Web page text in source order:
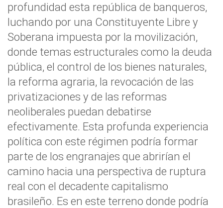
profundidad esta república de banqueros,
luchando por una Constituyente Libre y
Soberana impuesta por la movilización,
donde temas estructurales como la deuda
pública, el control de los bienes naturales,
la reforma agraria, la revocación de las
privatizaciones y de las reformas
neoliberales puedan debatirse
efectivamente. Esta profunda experiencia
política con este régimen podría formar
parte de los engranajes que abrirían el
camino hacia una perspectiva de ruptura
real con el decadente capitalismo
brasileño. Es en este terreno donde podría